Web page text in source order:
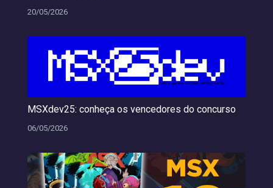
20/05/2026
MSXdev25: conheça os vencedores do concurso
06/05/2026